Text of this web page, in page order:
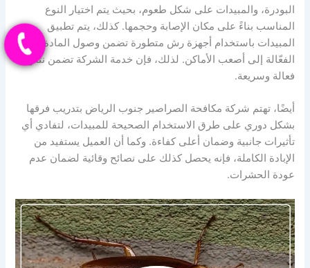
البودرة، والمبيدات على شكل طعوم، بحيث يتم اختيار النوع
المناسب بناءً على مكان الإصابة وحجمها. كذلك، يتم تطبيق
المبيدات باستخدام أجهزة رش متطورة تضمن وصول المادة
الفعّالة إلى أصعب الأماكن. لذلك، فإن خدمة الشركة تضمن نتائج
فعالة وسريعة.
أيضًا، تهتم شركة مكافحة الصراصير جنوب الرياض بتدريب فرقها
بشكل دوري على طرق الاستخدام الصحيحة للمبيدات، لتفادي أي
تأثيرات جانبية وضمان أعلى كفاءة. وكما أن العميل يستفيد من
الإبادة الكاملة، فإنه يحصل كذلك على نصائح وقائية لضمان عدم
عودة الحشرات.